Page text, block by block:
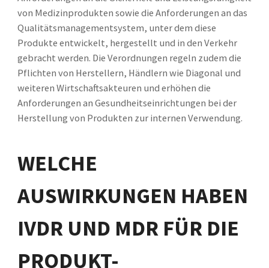
von Medizinprodukten sowie die Anforderungen an das
Qualitätsmanagementsystem, unter dem diese
Produkte entwickelt, hergestellt und in den Verkehr
gebracht werden. Die Verordnungen regeln zudem die
Pflichten von Herstellern, Händlern wie Diagonal und
weiteren Wirtschaftsakteuren und erhöhen die
Anforderungen an Gesundheitseinrichtungen bei der
Herstellung von Produkten zur internen Verwendung.
WELCHE
AUSWIRKUNGEN HABEN
IVDR UND MDR FÜR DIE
PRODUKT-